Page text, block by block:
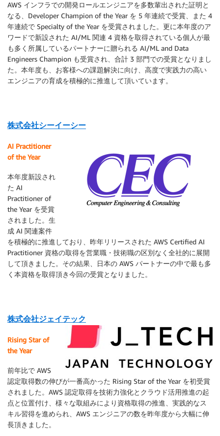
AWS インフラでの開発ロールエンジニアを多数輩出された証明と
なる、Developer Champion of the Year を 5 年連続で受賞、また 4
年連続で Specialty of the Year を受賞されました。更に本年度のア
ワードで新設された AI/ML 関連 4 資格を取得されている個人が最
も多く所属しているパートナーに贈られる AI/ML and Data
Engineers Champion も受賞され、合計 3 部門での受賞となりまし
た。本年度も、お客様への課題解決に向け、高度で実践力の高い
エンジニアの育成を積極的に推進して頂いています。
株式会社シーイーシー
AI Practitioner
of the Year
本年度新設され
た AI
Practitioner of
the Year を受賞
されました。生
成 AI 関連案件
を積極的に推進しており、昨年リリースされた AWS Certified AI
Practitioner 資格の取得を営業職・技術職の区別なく全社的に展開
して頂きました。その結果、日本の AWS パートナーの中で最も多
く本資格を取得頂き今回の受賞となりました。
株式会社ジェイテック
Rising Star of
the Year
前年比で AWS
認定取得数の伸びが一番高かった Rising Star of the Year を初受賞
されました。AWS 認定取得を技術力強化とクラウド活用推進の起
点と位置付け、様々な取組みにより資格取得の推進、実践的なス
キル習得を進められ、AWS エンジニアの数を昨年度から大幅に伸
長頂きました。